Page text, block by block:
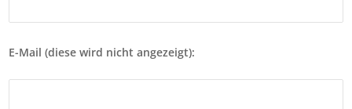
E-Mail (diese wird nicht angezeigt):